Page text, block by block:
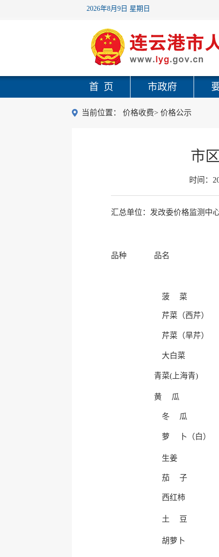
2026年8月9日 星期日
首 页 市政府
当前位置： 价格收费> 价格公示
市
时间：
汇总单位：发改委价格
品种 品名
菠 菜
芹菜（西芹）
芹菜（旱芹）
大白菜
青菜(上海青)
黄 瓜
冬 瓜
萝 卜（白）
生姜
茄 子
西红柿
土 豆
胡萝卜